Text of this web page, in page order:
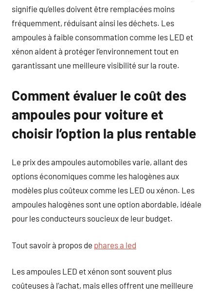
signifie qu’elles doivent être remplacées moins
fréquemment, réduisant ainsi les déchets. Les
ampoules à faible consommation comme les LED et
xénon aident à protéger l’environnement tout en
garantissant une meilleure visibilité sur la route.
Comment évaluer le coût des
ampoules pour voiture et
choisir l’option la plus rentable
Le prix des ampoules automobiles varie, allant des
options économiques comme les halogènes aux
modèles plus coûteux comme les LED ou xénon. Les
ampoules halogènes sont une option abordable, idéale
pour les conducteurs soucieux de leur budget.
Tout savoir à propos de phares a led
Les ampoules LED et xénon sont souvent plus
coûteuses à l’achat, mais elles offrent une meilleure